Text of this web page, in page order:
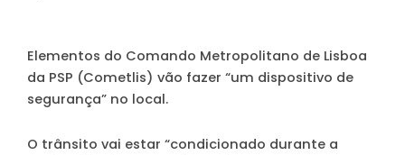
Elementos do Comando Metropolitano de Lisboa
da PSP (Cometlis) vão fazer “um dispositivo de
segurança” no local.
O trânsito vai estar “condicionado durante a